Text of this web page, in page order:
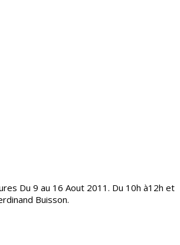
Du 9 au 16 Aout 2011. Du 10h à12h et
Buisson.